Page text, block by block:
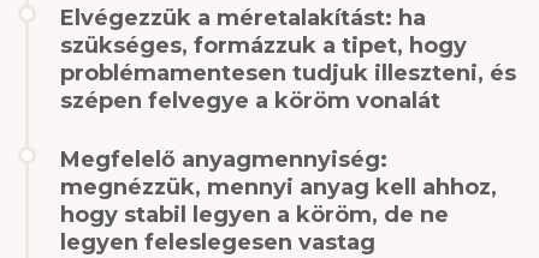
Elvégezzük a méretalakítást: ha
szükséges, formázzuk a tipet, hogy
problémamentesen tudjuk illeszteni, és
szépen felvegye a köröm vonalát
Megfelelő anyagmennyiség:
megnézzük, mennyi anyag kell ahhoz,
hogy stabil legyen a köröm, de ne
legyen feleslegesen vastag